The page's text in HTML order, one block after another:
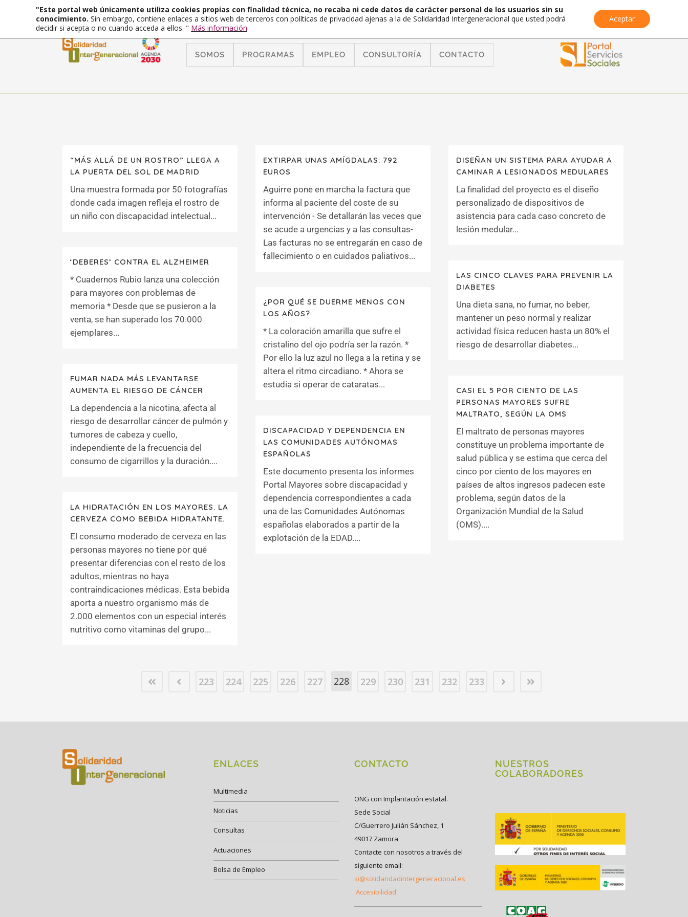
SOMOS PROGRAMAS EMPLEO CONSULTORÍA CONTACTO
“MÁS ALLÁ DE UN ROSTRO” LLEGA A
LA PUERTA DEL SOL DE MADRID
Una muestra formada por 50 fotografías
donde cada imagen refleja el rostro de
un niño con discapacidad intelectual...
EXTIRPAR UNAS AMÍGDALAS: 792
EUROS
Aguirre pone en marcha la factura que
informa al paciente del coste de su
intervención - Se detallarán las veces que
se acude a urgencias y a las consultas-
Las facturas no se entregarán en caso de
fallecimiento o en cuidados paliativos...
DISEÑAN UN SISTEMA PARA AYUDAR A
CAMINAR A LESIONADOS MEDULARES
La finalidad del proyecto es el diseño
personalizado de dispositivos de
asistencia para cada caso concreto de
lesión medular...
‘DEBERES’ CONTRA EL ALZHEIMER
* Cuadernos Rubio lanza una colección
para mayores con problemas de
memoria * Desde que se pusieron a la
venta, se han superado los 70.000
ejemplares...
LAS CINCO CLAVES PARA PREVENIR LA
DIABETES
Una dieta sana, no fumar, no beber,
mantener un peso normal y realizar
actividad física reducen hasta un 80% el
riesgo de desarrollar diabetes...
¿POR QUÉ SE DUERME MENOS CON
LOS AÑOS?
* La coloración amarilla que sufre el
cristalino del ojo podría ser la razón. *
Por ello la luz azul no llega a la retina y se
altera el ritmo circadiano. * Ahora se
estudia si operar de cataratas...
FUMAR NADA MÁS LEVANTARSE
AUMENTA EL RIESGO DE CÁNCER
La dependencia a la nicotina, afecta al
riesgo de desarrollar cáncer de pulmón y
tumores de cabeza y cuello,
independiente de la frecuencia del
consumo de cigarrillos y la duración....
CASI EL 5 POR CIENTO DE LAS
PERSONAS MAYORES SUFRE
MALTRATO, SEGÚN LA OMS
El maltrato de personas mayores
constituye un problema importante de
salud pública y se estima que cerca del
cinco por ciento de los mayores en
países de altos ingresos padecen este
problema, según datos de la
Organización Mundial de la Salud
(OMS)....
DISCAPACIDAD Y DEPENDENCIA EN
LAS COMUNIDADES AUTÓNOMAS
ESPAÑOLAS
Este documento presenta los informes
Portal Mayores sobre discapacidad y
dependencia correspondientes a cada
una de las Comunidades Autónomas
españolas elaborados a partir de la
explotación de la EDAD....
LA HIDRATACIÓN EN LOS MAYORES. LA
CERVEZA COMO BEBIDA HIDRATANTE.
El consumo moderado de cerveza en las
personas mayores no tiene por qué
presentar diferencias con el resto de los
adultos, mientras no haya
contraindicaciones médicas. Esta bebida
aporta a nuestro organismo más de
2.000 elementos con un especial interés
nutritivo como vitaminas del grupo...
223 224 225 226 227 228 229 230 231 232 233
ENLACES
Multimedia
Noticias
Consultas
Actuaciones
Bolsa de Empleo
CONTACTO
ONG con Implantación estatal.
Sede Social
C/Guerrero Julián Sánchez, 1
49017 Zamora
Contacte con nosotros a través del
siguiente email:
si@solidaridadintergeneracional.es
Accesibilidad
NUESTROS
COLABORADORES
"Este portal web únicamente utiliza cookies propias con finalidad técnica, no recaba ni cede datos de carácter personal de los usuarios sin su
conocimiento. Sin embargo, contiene enlaces a sitios web de terceros con políticas de privacidad ajenas a la de Solidaridad Intergeneracional que usted podrá
decidir si acepta o no cuando acceda a ellos. " Más información
Aceptar